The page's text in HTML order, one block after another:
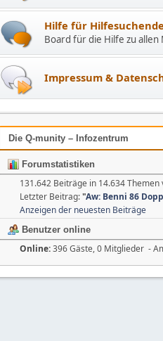
Hilfe für Hilfesuchende
Board für die Hilfe zu allen
Impressum &
Die Q-munity – Infozentrum
Forumstatistiken
131.642 Beiträge in 14.634
Letzter Beitrag:"Aw: Benni 86
Anzeigen der neuesten Beiträge
Benutzer online
Online:396 Gäste, 0 Mitglieder -